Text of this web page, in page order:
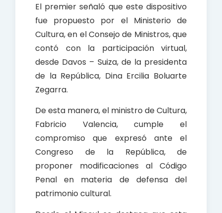
El premier señaló que este dispositivo
fue propuesto por el Ministerio de
Cultura, en el Consejo de Ministros, que
contó con la participación virtual,
desde Davos – Suiza, de la presidenta
de la República, Dina Ercilia Boluarte
Zegarra.
De esta manera, el ministro de Cultura,
Fabricio Valencia, cumple el
compromiso que expresó ante el
Congreso de la República, de
proponer modificaciones al Código
Penal en materia de defensa del
patrimonio cultural.